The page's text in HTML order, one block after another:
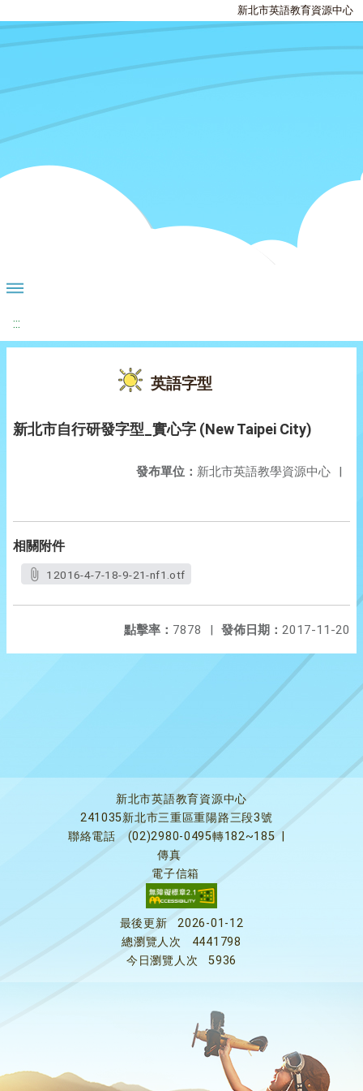
新北市英語教育資源中心
:::
英語字型
新北市自行研發字型_實心字 (New Taipei City)
發布單位： 新北市英語教學資源中心 |
相關附件
12016-4-7-18-9-21-nf1.otf
發佈日期： 2017-11-20
點擊率： 7878 |
新北市英語教育資源中心
241035新北市三重區重陽路三段3號
聯絡電話
(02)2980-0495轉182~185
傳真
電子信箱
最後更新
2026-01-12
總瀏覽人次
4441798
今日瀏覽人次
5936